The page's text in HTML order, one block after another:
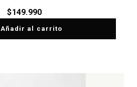
$149.990
Añadir al carrito